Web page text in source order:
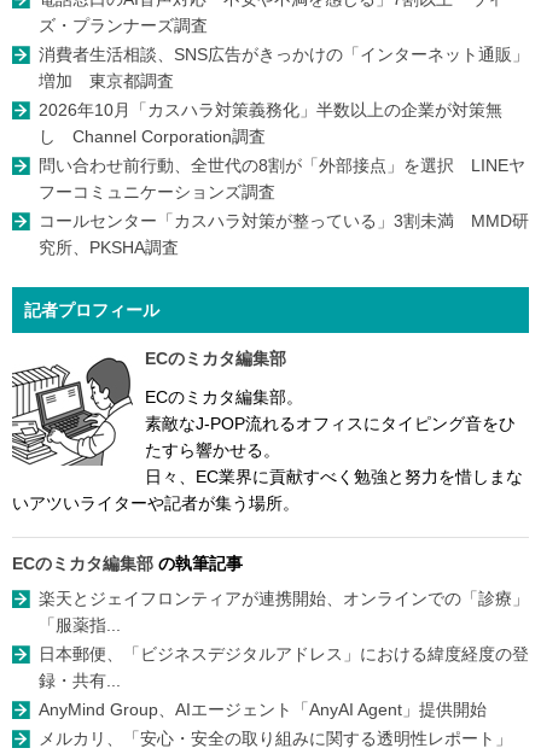
ズ・プランナーズ調査
消費者生活相談、SNS広告がきっかけの「インターネット通販」
増加 東京都調査
2026年10月「カスハラ対策義務化」半数以上の企業が対策無
し Channel Corporation調査
問い合わせ前行動、全世代の8割が「外部接点」を選択 LINEヤ
フーコミュニケーションズ調査
コールセンター「カスハラ対策が整っている」3割未満 MMD研
究所、PKSHA調査
記者プロフィール
ECのミカタ編集部
ECのミカタ編集部。
素敵なJ-POP流れるオフィスにタイピング音をひ
たすら響かせる。
日々、EC業界に貢献すべく勉強と努力を惜しまな
いアツいライターや記者が集う場所。
ECのミカタ編集部 の執筆記事
楽天とジェイフロンティアが連携開始、オンラインでの「診療」
「服薬指...
日本郵便、「ビジネスデジタルアドレス」における緯度経度の登
録・共有...
AnyMind Group、AIエージェント「AnyAI Agent」提供開始
メルカリ、「安心・安全の取り組みに関する透明性レポート」